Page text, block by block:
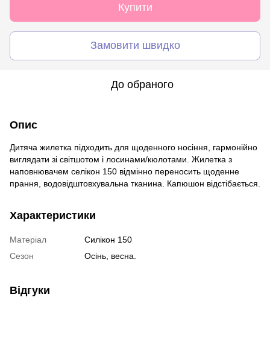
Купити
Замовити швидко
До обраного
Опис
Дитяча жилетка підходить для щоденного носіння, гармонійно
виглядати зі світшотом і лосинами/кюлотами. Жилетка з
наповнювачем селікон 150 відмінно переносить щоденне
прання, водовідштовхувальна тканина. Капюшон відстібається.
Характеристики
Матеріал
Силікон 150
Сезон
Осінь, весна.
Відгуки